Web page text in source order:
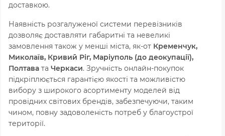
доставкою.
Наявність розгалуженої системи перевізників
дозволяє доставляти габаритні та невеликі
замовлення також у менші міста, як-от Кременчук,
Миколаїв, Кривий Ріг, Маріуполь (до деокупації),
Полтава та Черкаси. Зручність онлайн-покупок
підкріплюється гарантією якості та можливістю
вибору з широкого асортименту моделей від
провідних світових брендів, забезпечуючи, таким
чином, повну задоволеність потреб у благоустрої
території.